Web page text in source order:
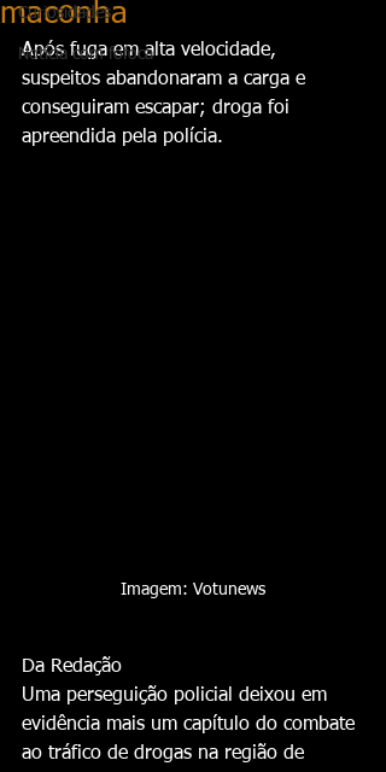
Curiosidades
Notícia com fofoca
maconha
Após fuga em alta velocidade,
suspeitos abandonaram a carga e
conseguiram escapar; droga foi
apreendida pela polícia.
Imagem: Votunews
Da Redação
Uma perseguição policial deixou em
evidência mais um capítulo do combate
ao tráfico de drogas na região de